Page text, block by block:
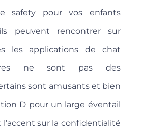
safety pour vos enfants
peuvent rencontrer sur
les applications de chat
ne sont pas des
sont amusants et bien
D pour un large éventail
l’accent sur la confidentialité